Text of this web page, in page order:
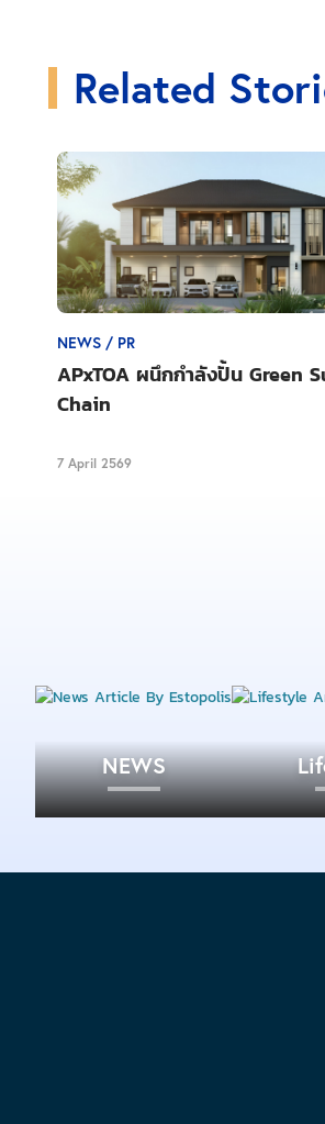
Related
NEWS / PR
APxTOA ผนึกกำลังปั้น Green
Chain
7 April 2569
NEWS